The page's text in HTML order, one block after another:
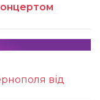
від